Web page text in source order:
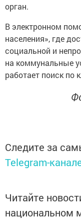
орган.
В электронном
населения», где
социальной и
на коммунальные
работает поиск
Следите за
Telegram-
Читайте
национальном